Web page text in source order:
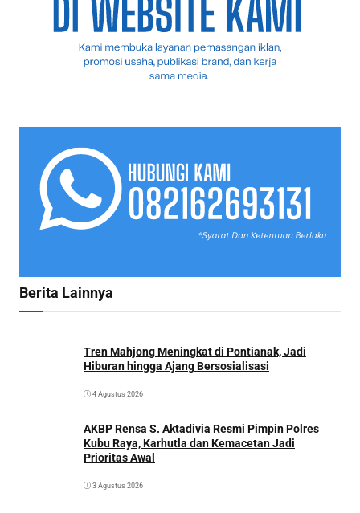
Berita Lainnya
Tren Mahjong Meningkat di Pontianak, Jadi
Hiburan hingga Ajang Bersosialisasi
4 Agustus 2026
AKBP Rensa S. Aktadivia Resmi Pimpin Polres
Kubu Raya, Karhutla dan Kemacetan Jadi
Prioritas Awal
3 Agustus 2026